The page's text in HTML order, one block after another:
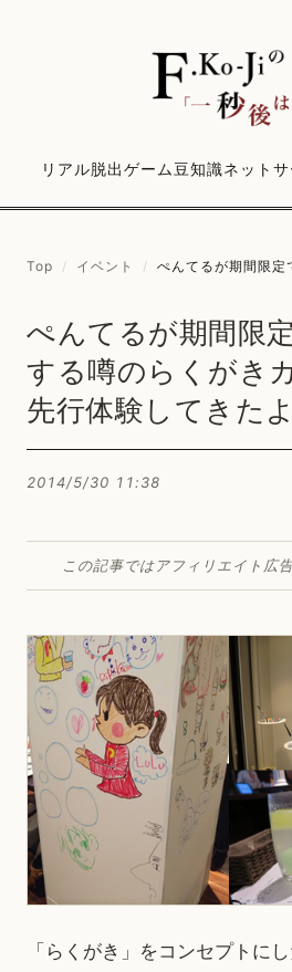
リアル脱出ゲーム豆知識ネット
Top / イベント / ぺんてるが期間限定でオープンする
ぺんてるが期間限
する噂のらくがき
先行体験してきたよ
2014/5/30 11:38
この記事ではアフィリエイト広
「らくがき」をコンセプトに